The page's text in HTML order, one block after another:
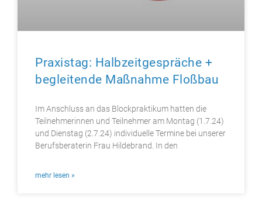
Praxistag: Halbzeitgespräche +
begleitende Maßnahme Floßbau
Im Anschluss an das Blockpraktikum hatten die
Teilnehmerinnen und Teilnehmer am Montag (1.7.24)
und Dienstag (2.7.24) individuelle Termine bei unserer
Berufsberaterin Frau Hildebrand. In den
mehr lesen »